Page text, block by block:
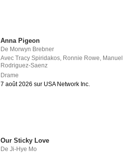
Anna Pigeon
De Morwyn Brebner
AvecTracy Spiridakos Ronnie Rowe Manuel
Rodriguez-Saenz
Drame
7 août 2026 sur USA Network Inc.
Our Sticky Love
DeJi-Hye Mo